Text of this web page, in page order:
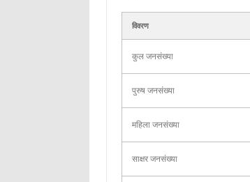
विवरण
कुल जनसंख्या
पुरुष जनसंख्या
महिला जनसंख्या
साक्षर जनसंख्या